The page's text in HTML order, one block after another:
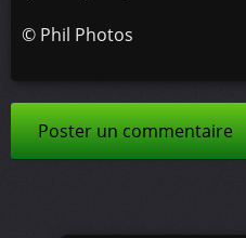
© Phil Photos
Poster un commentaire